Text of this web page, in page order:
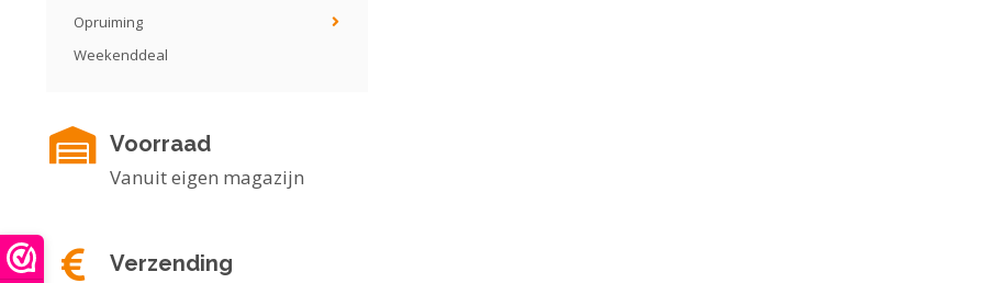
Opruiming
Weekenddeal
Voorraad
Vanuit eigen magazijn
Verzending